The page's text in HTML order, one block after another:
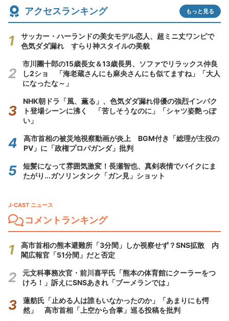
アクセスランキング もっと見る
サッカー・ハーランドの美女モデル恋人、超ミニ丈ワンピで
色気ダダ漏れ すらり神スタイルの美貌
市川團十郎の15歳長女＆13歳長男、ソファでリラックス仲良
し2ショ 「海老蔵さんにも麻央さんにも似てますね」「大人
になったな～」
NHK朝ドラ「風、薫る」、色気ダダ漏れ俳優の強烈インパク
ト登場シーンに沸く 「苦しそうなのに」「シャツ姿艶っぽ
い」
高市首相の被災地視察動画が炎上 BGM付き「総理が主役の
PV」に「政権プロパガンダ」批判
短髪になって雰囲気激変！長瀬智也、真剣表情でバイクにま
たがり...ガソリンタンク「ガン見」ショット
J-CAST ニュース
コメントランキング
高市首相の熊本避難所「3分間」しか視察せず？SNS拡散 内
閣広報官「51分間」だと否定
元文科事務次官・前川喜平氏「熊本の体育館にクーラーをつ
けろ！」訴えにSNSあきれ「ブーメランでは」
蓮舫氏「止める人は誰もいなかったのか」「あまりにも愕
然」 高市首相「上空から合掌」巡る投稿を批判